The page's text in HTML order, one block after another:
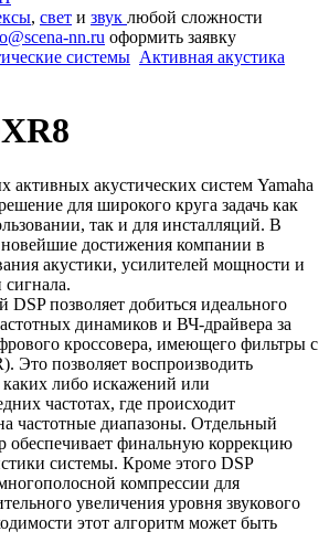
, свет и звук любой сложности
nn.ru оформить заявку
системы Активная акустика
активных акустических систем Yamaha
для широкого круга задачь как
так и для инсталляций. В
достижения компании в
акустики, усилителей мощности и
позволяет добиться идеального
динамиков и ВЧ-драйвера за
кроссовера, имеющего фильтры с
Это позволяет воспроизводить
каких либо искажений или
частотах, где происходит
частотные диапазоны. Отдельный
обеспечивает финальную коррекцию
системы. Кроме этого DSP
компрессии для
увеличения уровня звукового
этот алгоритм может быть